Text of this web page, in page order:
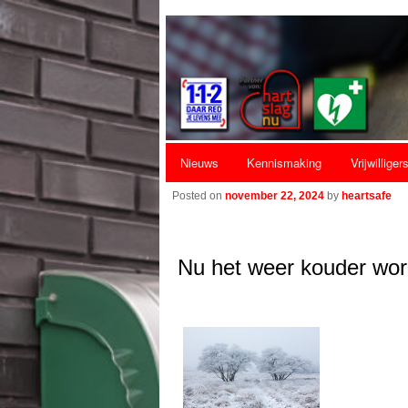
Spring naar de primaire inhoud
Spring naar de secundaire inhoud
Nieuws Kennismaking Vrijwilligers
Nu het weer kouder
Posted on november 22, 2024 by heartsafe